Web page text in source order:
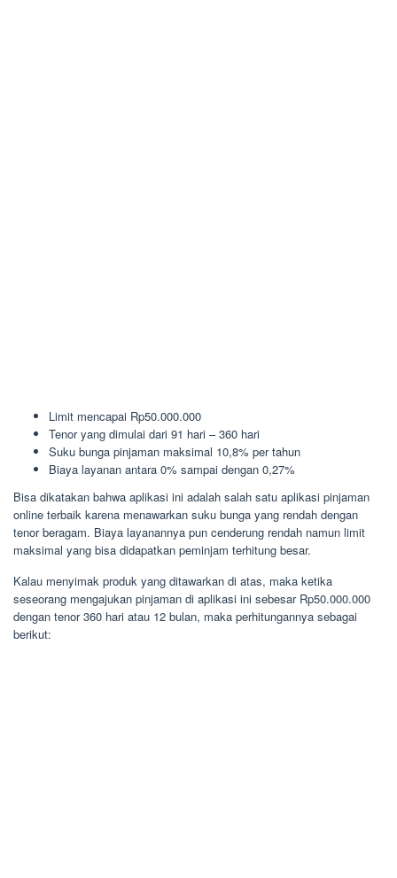
Limit mencapai Rp50.000.000
Tenor yang dimulai dari 91 hari – 360 hari
Suku bunga pinjaman maksimal 10,8% per tahun
Biaya layanan antara 0% sampai dengan 0,27%
Bisa dikatakan bahwa aplikasi ini adalah salah satu aplikasi pinjaman
online terbaik karena menawarkan suku bunga yang rendah dengan
tenor beragam. Biaya layanannya pun cenderung rendah namun limit
maksimal yang bisa didapatkan peminjam terhitung besar.
Kalau menyimak produk yang ditawarkan di atas, maka ketika
seseorang mengajukan pinjaman di aplikasi ini sebesar Rp50.000.000
dengan tenor 360 hari atau 12 bulan, maka perhitungannya sebagai
berikut: